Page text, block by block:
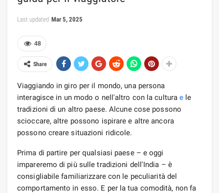
Last updated Mar 5, 2025
48
Share
Viaggiando in giro per il mondo, una persona
interagisce in un modo o nell'altro con la culturae le
tradizioni di un altro paese. Alcune cose possono
scioccare, altre possono ispirare e altre ancora
possono creare situazioni ridicole.
Prima di partire per qualsiasi paese – e oggi
impareremo di più sulle tradizioni dell'India – è
consigliabile familiarizzare con le peculiarità del
comportamento in esso. E per la tua comodità, non fa